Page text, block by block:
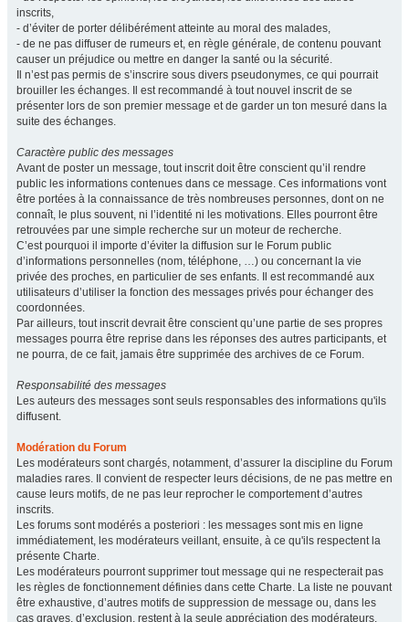
inscrits,
- d’éviter de porter délibérément atteinte au moral des malades,
- de ne pas diffuser de rumeurs et, en règle générale, de contenu pouvant
causer un préjudice ou mettre en danger la santé ou la sécurité.
Il n’est pas permis de s’inscrire sous divers pseudonymes, ce qui pourrait
brouiller les échanges. Il est recommandé à tout nouvel inscrit de se
présenter lors de son premier message et de garder un ton mesuré dans la
suite des échanges.
Caractère public des messages
Avant de poster un message, tout inscrit doit être conscient qu’il rendre
public les informations contenues dans ce message. Ces informations vont
être portées à la connaissance de très nombreuses personnes, dont on ne
connaît, le plus souvent, ni l’identité ni les motivations. Elles pourront être
retrouvées par une simple recherche sur un moteur de recherche.
C’est pourquoi il importe d’éviter la diffusion sur le Forum public
d’informations personnelles (nom, téléphone, …) ou concernant la vie
privée des proches, en particulier de ses enfants. Il est recommandé aux
utilisateurs d’utiliser la fonction des messages privés pour échanger des
coordonnées.
Par ailleurs, tout inscrit devrait être conscient qu’une partie de ses propres
messages pourra être reprise dans les réponses des autres participants, et
ne pourra, de ce fait, jamais être supprimée des archives de ce Forum.
Responsabilité des messages
Les auteurs des messages sont seuls responsables des informations qu'ils
diffusent.
Modération du Forum
Les modérateurs sont chargés, notamment, d’assurer la discipline du Forum
maladies rares. Il convient de respecter leurs décisions, de ne pas mettre en
cause leurs motifs, de ne pas leur reprocher le comportement d’autres
inscrits.
Les forums sont modérés a posteriori : les messages sont mis en ligne
immédiatement, les modérateurs veillant, ensuite, à ce qu'ils respectent la
présente Charte.
Les modérateurs pourront supprimer tout message qui ne respecterait pas
les règles de fonctionnement définies dans cette Charte. La liste ne pouvant
être exhaustive, d’autres motifs de suppression de message ou, dans les
cas graves, d’exclusion, restent à la seule appréciation des modérateurs.